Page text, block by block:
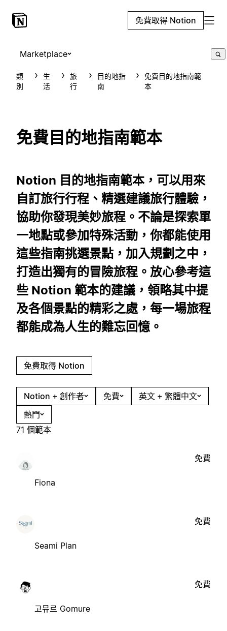
免費取得 Notion
Marketplace
類
別
生
活
旅
行
目的地指
南
免費目的地指南範
本
免費目的地指南範本
Notion 目的地指南範本，可以用來
自訂旅行行程、精選建議旅行體驗，
協助你發現美妙旅程。不論是探索單
一地點或參加特殊活動，你都能使用
這些指南挑選景點，加入規劃之中，
打造出獨有的冒險旅程。放心參考這
些 Notion 範本的建議，領略其中提
及各個景點的精彩之處，每一場旅程
都能成為人生的難忘回憶。
免費取得 Notion
Notion + 創作者 免費
英文 + 繁體中文
熱門
71 個範本
Fiona
免費
Seami Plan
免費
고뮤르 Gomure
免費